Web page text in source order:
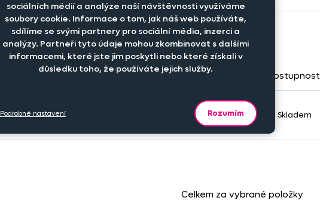
Cena na eshopu Dostupnost
- 439 Kč Skladem
Celkem za vybrané položky
sociálních médií a analýze naší návštěvnosti využíváme
soubory cookie. Informace o tom, jak náš web používáte,
sdílíme se svými partnery pro sociální média, inzerci a
analýzy. Partneři tyto údaje mohou zkombinovat s dalšími
informacemi, které jste jim poskytli nebo které získali v
důsledku toho, že používáte jejich služby.
Rozumím
Podrobné nastavení